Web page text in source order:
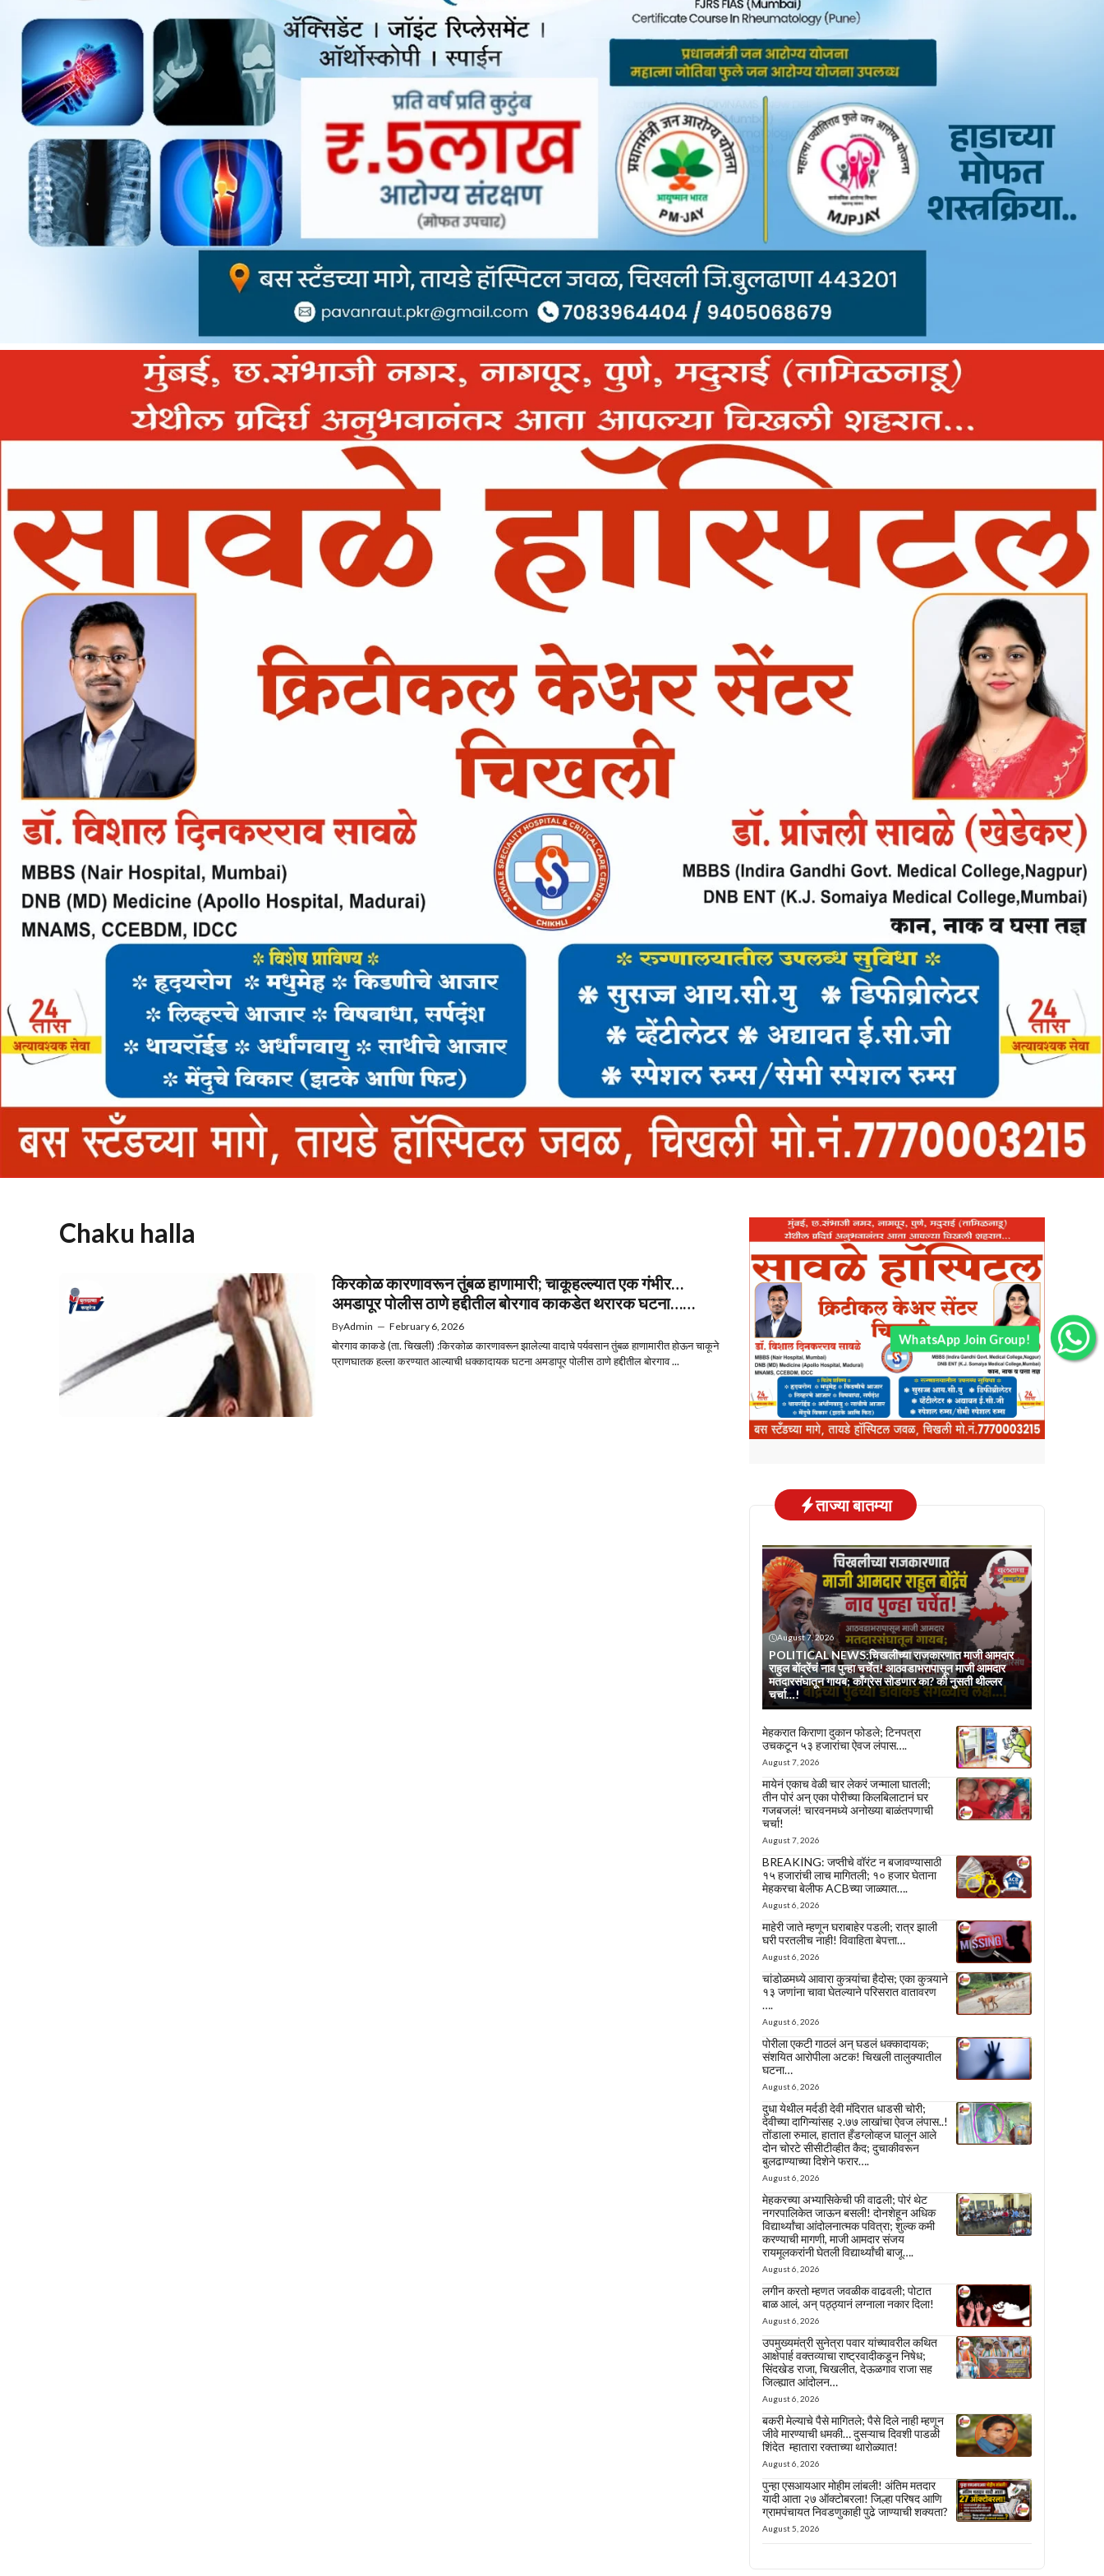
Chaku halla
किरकोळ कारणावरून तुंबळ हाणामारी; चाकूहल्ल्यात एक गंभीर…
अमडापूर पोलीस ठाणे हद्दीतील बोरगाव काकडेत थरारक घटना……
ByAdmin — February 6, 2026
बोरगाव काकडे (ता. चिखली) :किरकोळ कारणावरून झालेल्या वादाचे पर्यवसान तुंबळ हाणामारीत होऊन चाकूने
प्राणघातक हल्ला करण्यात आल्याची धक्कादायक घटना अमडापूर पोलीस ठाणे हद्दीतील बोरगाव ...
ताज्या बातम्या
August 7, 2026
POLITICAL NEWS:चिखलीच्या राजकारणात माजी आमदार
राहुल बोंद्रेंचं नाव पुन्हा चर्चेत! आठवडाभरापासून माजी आमदार
मतदारसंघातून गायब; काँग्रेस सोडणार का? की नुसती थील्लर
चर्चा…!
मेहकरात किराणा दुकान फोडले; टिनपत्रा
उचकटून ५३ हजारांचा ऐवज लंपास….
August 7, 2026
मायेनं एकाच वेळी चार लेकरं जन्माला घातली;
तीन पोरं अन् एका पोरीच्या किलबिलाटानं घर
गजबजलं! चारवनमध्ये अनोख्या बाळंतपणाची
चर्चा!
August 7, 2026
BREAKING: जप्तीचे वॉरंट न बजावण्यासाठी
१५ हजारांची लाच मागितली; १० हजार घेताना
मेहकरचा बेलीफ ACBच्या जाळ्यात….
August 6, 2026
माहेरी जाते म्हणून घराबाहेर पडली; रात्र झाली
घरी परतलीच नाही! विवाहिता बेपत्ता…
August 6, 2026
चांडोळमध्ये आवारा कुत्र्यांचा हैदोस; एका कुत्र्याने
१३ जणांना चावा घेतल्याने परिसरात वातावरण
….
August 6, 2026
पोरीला एकटी गाठलं अन् घडलं धक्कादायक;
संशयित आरोपीला अटक! चिखली तालुक्यातील
घटना…
August 6, 2026
दुधा येथील मर्दडी देवी मंदिरात धाडसी चोरी;
देवीच्या दागिन्यांसह २.७७ लाखांचा ऐवज लंपास..!
तोंडाला रुमाल, हातात हँडग्लोव्हज घालून आले
दोन चोरटे सीसीटीव्हीत कैद; दुचाकीवरून
बुलढाण्याच्या दिशेने फरार….
August 6, 2026
मेहकरच्या अभ्यासिकेची फी वाढली; पोरं थेट
नगरपालिकेत जाऊन बसली! दोनशेहून अधिक
विद्यार्थ्यांचा आंदोलनात्मक पवित्रा; शुल्क कमी
करण्याची मागणी, माजी आमदार संजय
रायमूलकरांनी घेतली विद्यार्थ्यांची बाजू….
August 6, 2026
लगीन करतो म्हणत जवळीक वाढवली; पोटात
बाळ आलं, अन् पठ्ठ्यानं लग्नाला नकार दिला!
August 6, 2026
उपमुख्यमंत्री सुनेत्रा पवार यांच्यावरील कथित
आक्षेपार्ह वक्तव्याचा राष्ट्रवादीकडून निषेध;
सिंदखेड राजा, चिखलीत, देऊळगाव राजा सह
जिल्ह्यात आंदोलन…
August 6, 2026
बकरी मेल्याचे पैसे मागितले; पैसे दिले नाही म्हणून
जीवे मारण्याची धमकी… दुसऱ्याच दिवशी पाडळी
शिंदेत म्हातारा रक्ताच्या थारोळ्यात!
August 6, 2026
पुन्हा एसआयआर मोहीम लांबली! अंतिम मतदार
यादी आता २७ ऑक्टोबरला! जिल्हा परिषद आणि
ग्रामपंचायत निवडणुकाही पुढे जाण्याची शक्यता?
August 5, 2026
WhatsApp Join Group!